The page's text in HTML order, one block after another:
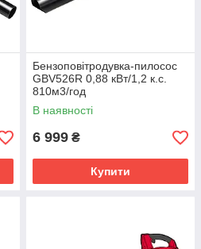
Бензоповітродувка-пилосос
GBV526R 0,88 кВт/1,2 к.с.
810м3/год
В наявності
6 999 ₴
Купити